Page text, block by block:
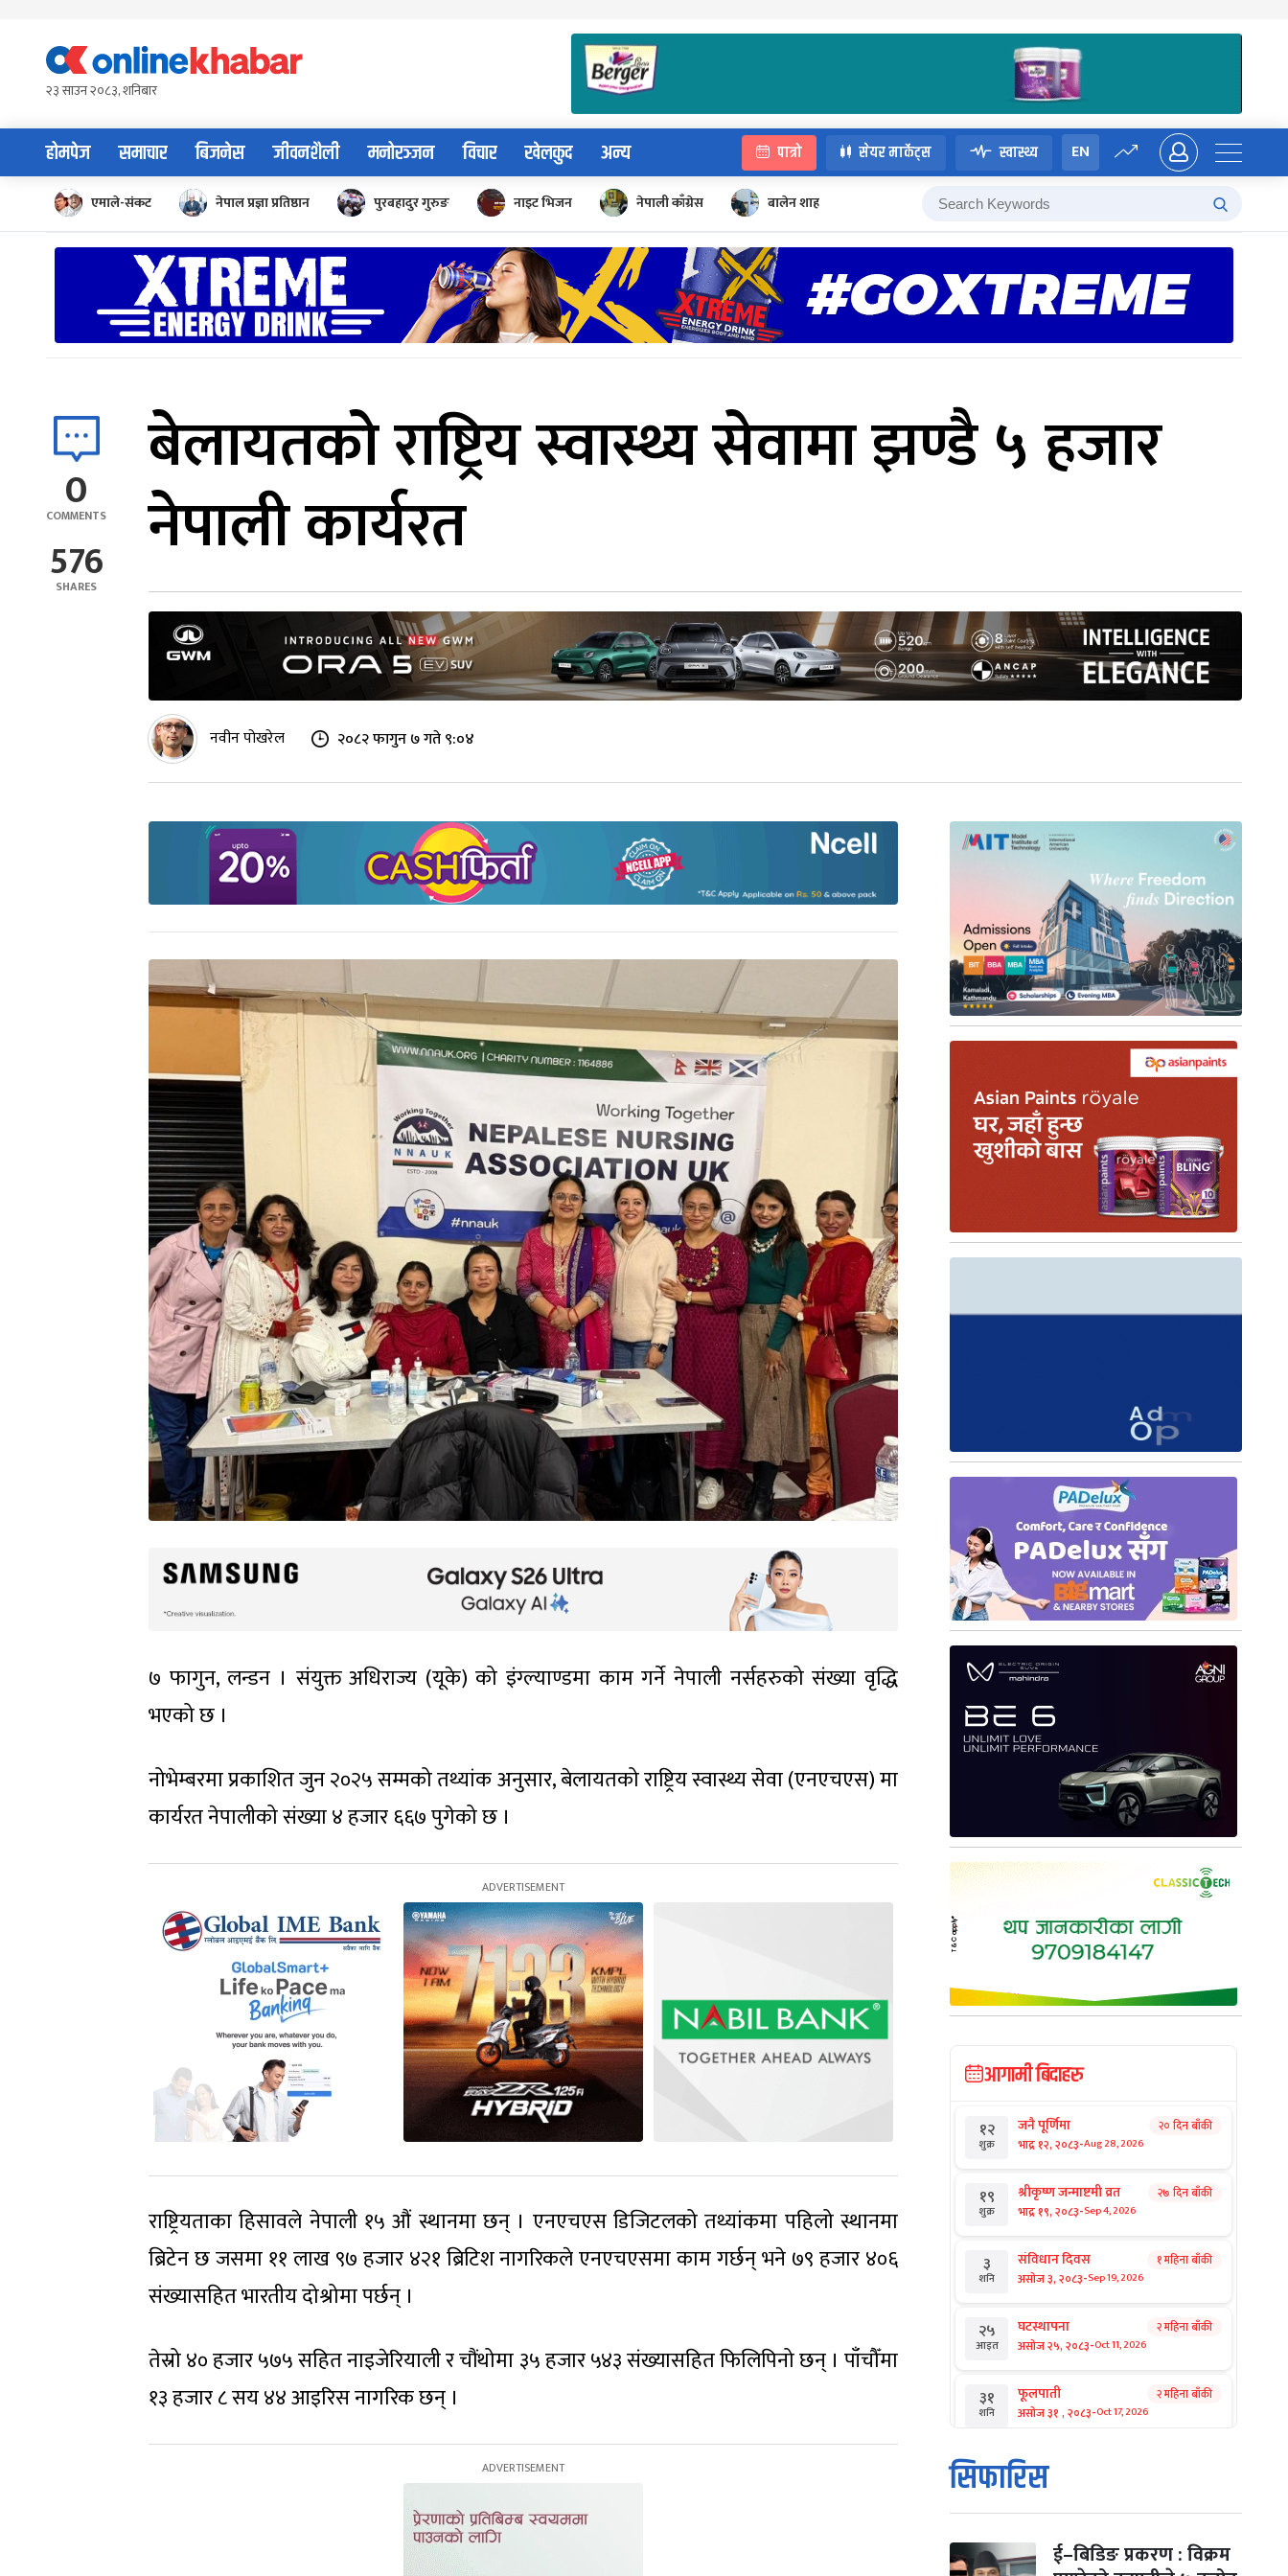
content२३ साउन २०८३, शनिबार
होमपेज समाचार बिजनेस जीवनशैली मनोरञ्जन विचार खेलकुद अन्य पात्रो सेयर मार्केट्स स्वास्थ्य EN
एमाले-संकट नेपाल प्रज्ञा प्रतिष्ठान पुरबहादुर गुरुङ नाइट भिजन नेपाली काँग्रेस बालेन शाह
0
COMMENTS
576
SHARES
बेलायतको राष्ट्रिय स्वास्थ्य सेवामा झण्डै ५ हजार
नेपाली कार्यरत
नवीन पोखरेल २०८२ फागुन ७ गते ९:०४
७ फागुन, लन्डन । संयुक्त अधिराज्य (यूके) को इंग्ल्याण्डमा काम गर्ने नेपाली नर्सहरुको संख्या वृद्धि
भएको छ ।
नोभेम्बरमा प्रकाशित जुन २०२५ सम्मको तथ्यांक अनुसार, बेलायतको राष्ट्रिय स्वास्थ्य सेवा (एनएचएस) मा
कार्यरत नेपालीको संख्या ४ हजार ६६७ पुगेको छ ।
राष्ट्रियताका हिसावले नेपाली १५ औं स्थानमा छन् । एनएचएस डिजिटलको तथ्यांकमा पहिलो स्थानमा
ब्रिटेन छ जसमा ११ लाख ९७ हजार ४२१ ब्रिटिश नागरिकले एनएचएसमा काम गर्छन् भने ७९ हजार ४०६
संख्यासहित भारतीय दोश्रोमा पर्छन् ।
तेस्रो ४० हजार ५७५ सहित नाइजेरियाली र चौंथोमा ३५ हजार ५४३ संख्यासहित फिलिपिनो छन् । पाँचौँमा
१३ हजार ८ सय ४४ आइरिस नागरिक छन् ।
आगामी बिदाहरु
१२
शुक्र
जनै पूर्णिमा
भाद्र १२, २०८३-Aug 28, 2026
२० दिन बाँकी
१९
शुक्र
श्रीकृष्ण जन्माष्टमी व्रत
भाद्र १९, २०८३-Sep 4, 2026
२७ दिन बाँकी
३
शनि
संविधान दिवस
असोज ३, २०८३-Sep 19, 2026
१ महिना बाँकी
२५
आइत
घटस्थापना
असोज २५, २०८३-Oct 11, 2026
२ महिना बाँकी
३१
शनि
फूलपाती
असोज ३१ , २०८३-Oct 17, 2026
२ महिना बाँकी
१
आइत
कार्तिक सङ्क्रान्ति
कार्तिक १, २०८३
मंगल कार्तिक ३, २०८३-Oct 20, 2026
सिफारिस
ई–बिडिङ प्रकरण : विक्रम